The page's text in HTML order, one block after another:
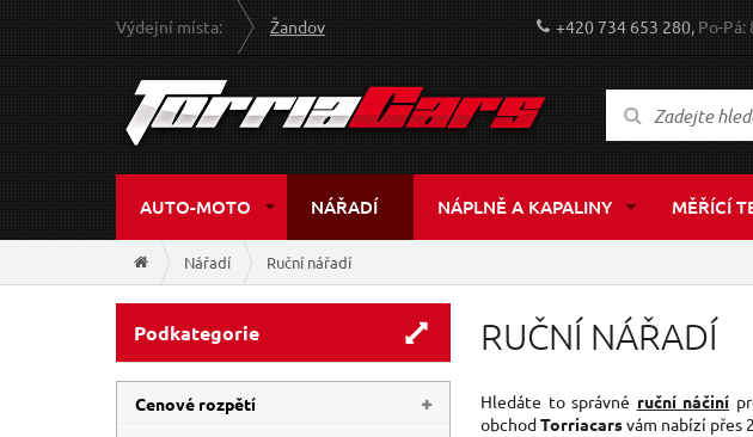
Výdejní místa: Žandov +420 734 653 280,Po-Pá:
AUTO-MOTO NÁŘADÍ NÁPLNĚ A KAPALINY MĚŘÍCÍ
Nářadí Ruční nářadí
Podkategorie
Cenové rozpětí
RUČNÍ NÁŘADÍ
Hledáte to správné ruční náčiní
obchodTorriacarsvám nabízí přes